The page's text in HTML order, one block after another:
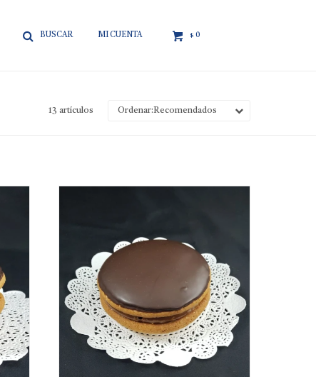
$ 0
13 artículos Recomendados